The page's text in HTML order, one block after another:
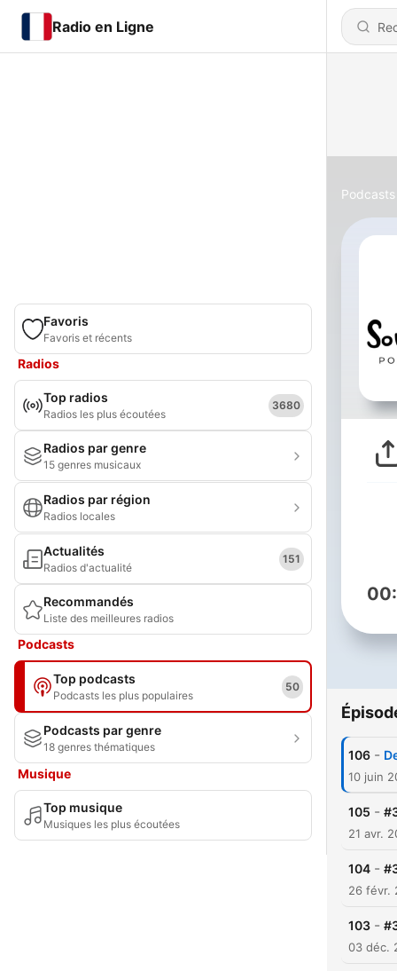
Radio en Ligne
Favoris
Favoris et récents
Radios
Top radios
Radios les plus écoutées
3680
Radios par genre
15 genres musicaux
Radios par région
Radios locales
Actualités
Radios d'actualité
151
Recommandés
Liste des meilleures radios
Podcasts
Top podcasts
Podcasts les plus populaires
50
Podcasts par genre
18 genres thématiques
Musique
Top musique
Musiques les plus écoutées
Podcasts
106 -
10 juin
105 -
21 avr.
104 -
26 févr.
103 -
03 déc.